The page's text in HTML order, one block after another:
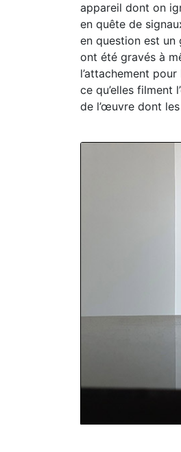
appareil dont on
en quête de
en question est un
ont été gravés à
l’attachement
ce qu’elles filment
de l’œuvre dont